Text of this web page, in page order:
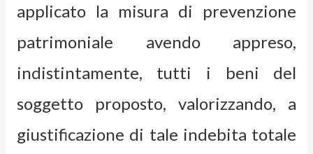
applicato la misura di prevenzione
patrimoniale avendo appreso,
indistintamente, tutti i beni del
soggetto proposto, valorizzando, a
giustificazione di tale indebita totale